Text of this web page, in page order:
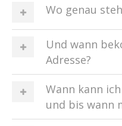
Wo genau
Und wann
Adresse?
Wann kann
und bis wann